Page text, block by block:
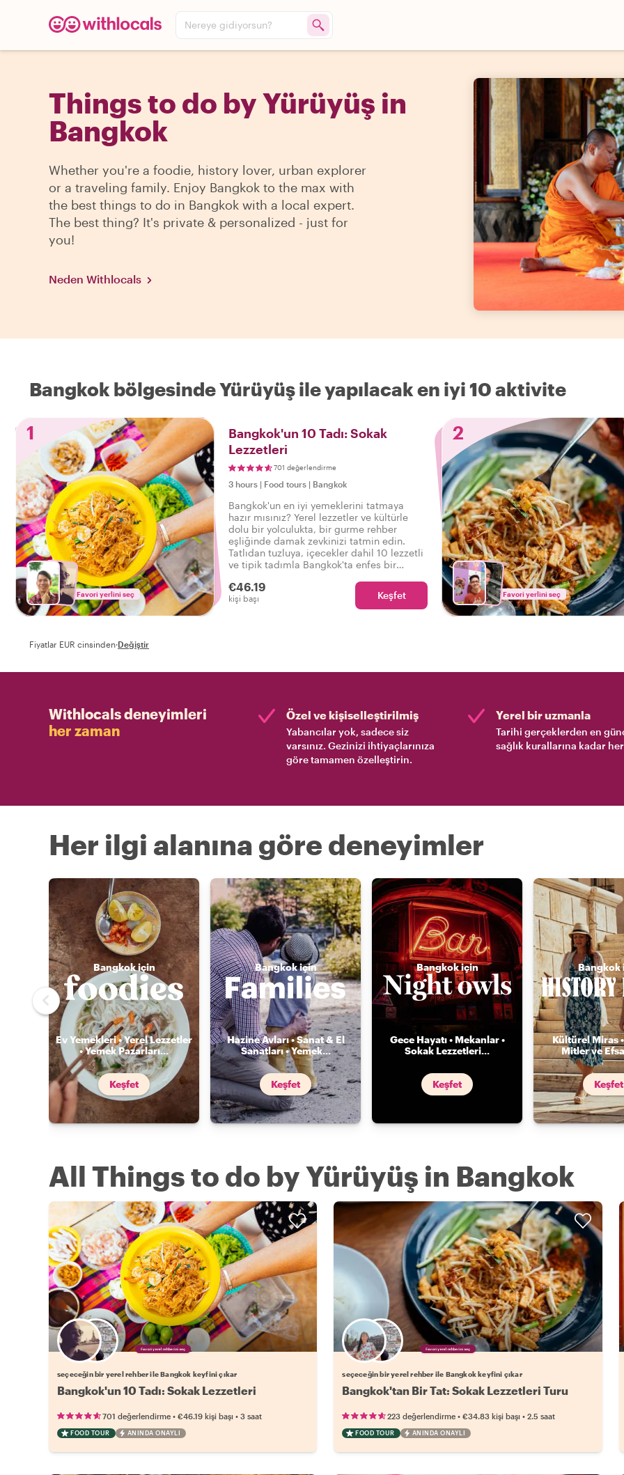
Nereye gidiyorsun?
Things to do by Yürüyüş in
Bangkok
Whether you're a foodie, history lover, urban explorer
or a traveling family. Enjoy Bangkok to the max with
the best things to do in Bangkok with a local expert.
The best thing? It's private & personalized - just for
you!
Neden Withlocals
Bangkok bölgesinde Yürüyüş ile yapılacak en iyi 10 aktivite
1
Favori yerlini seç
Bangkok'un 10 Tadı: Sokak
Lezzetleri
701 değerlendirme
3 hours | Food tours | Bangkok
Bangkok'un en iyi yemeklerini tatmaya
hazır mısınız? Yerel lezzetler ve kültürle
dolu bir yolculukta, bir gurme rehber
eşliğinde damak zevkinizi tatmin edin.
Tatlıdan tuzluya, içecekler dahil 10 lezzetli
ve tipik tadımla Bangkok'ta enfes bir
€46.19
kişi başı Keşfet
2
Favori yerlini seç
Fiyatlar EUR cinsinden·Değiştir
Withlocals deneyimleri
her zaman
Özel ve kişiselleştirilmiş
Yabancılar yok, sadece siz
varsınız. Gezinizi ihtiyaçlarınıza
göre tamamen özelleştirin.
Yerel bir uzmanla
Tarihi gerçeklerden en
sağlık kurallarına kadar
Her ilgi alanına göre deneyimler
Bangkok için
Ev Yemekleri • Yerel Lezzetler
• Yemek Pazarları...
Keşfet
Bangkok için
Hazine Avları • Sanat & El
Sanatları • Yemek...
Keşfet
Bangkok için
Gece Hayatı • Mekanlar •
Sokak Lezzetleri...
Keşfet
Bangkok
Kültürel Miras
Mitler ve
Keşfet
All Things to do by Yürüyüş in Bangkok
Favori yerel rehberini seç
seçeceğin bir yerel rehber ile Bangkok keyfini çıkar
Bangkok'un 10 Tadı: Sokak Lezzetleri
701 değerlendirme • €46.19 kişi başı • 3 saat
FOOD TOUR ANINDA ONAYLI
Favori yerel rehberini seç
seçeceğin bir yerel rehber ile Bangkok keyfini çıkar
Bangkok'tan Bir Tat: Sokak Lezzetleri Turu
223 değerlendirme •€34.83 kişi başı •2.5 saat
FOOD TOUR ANINDA ONAYLI